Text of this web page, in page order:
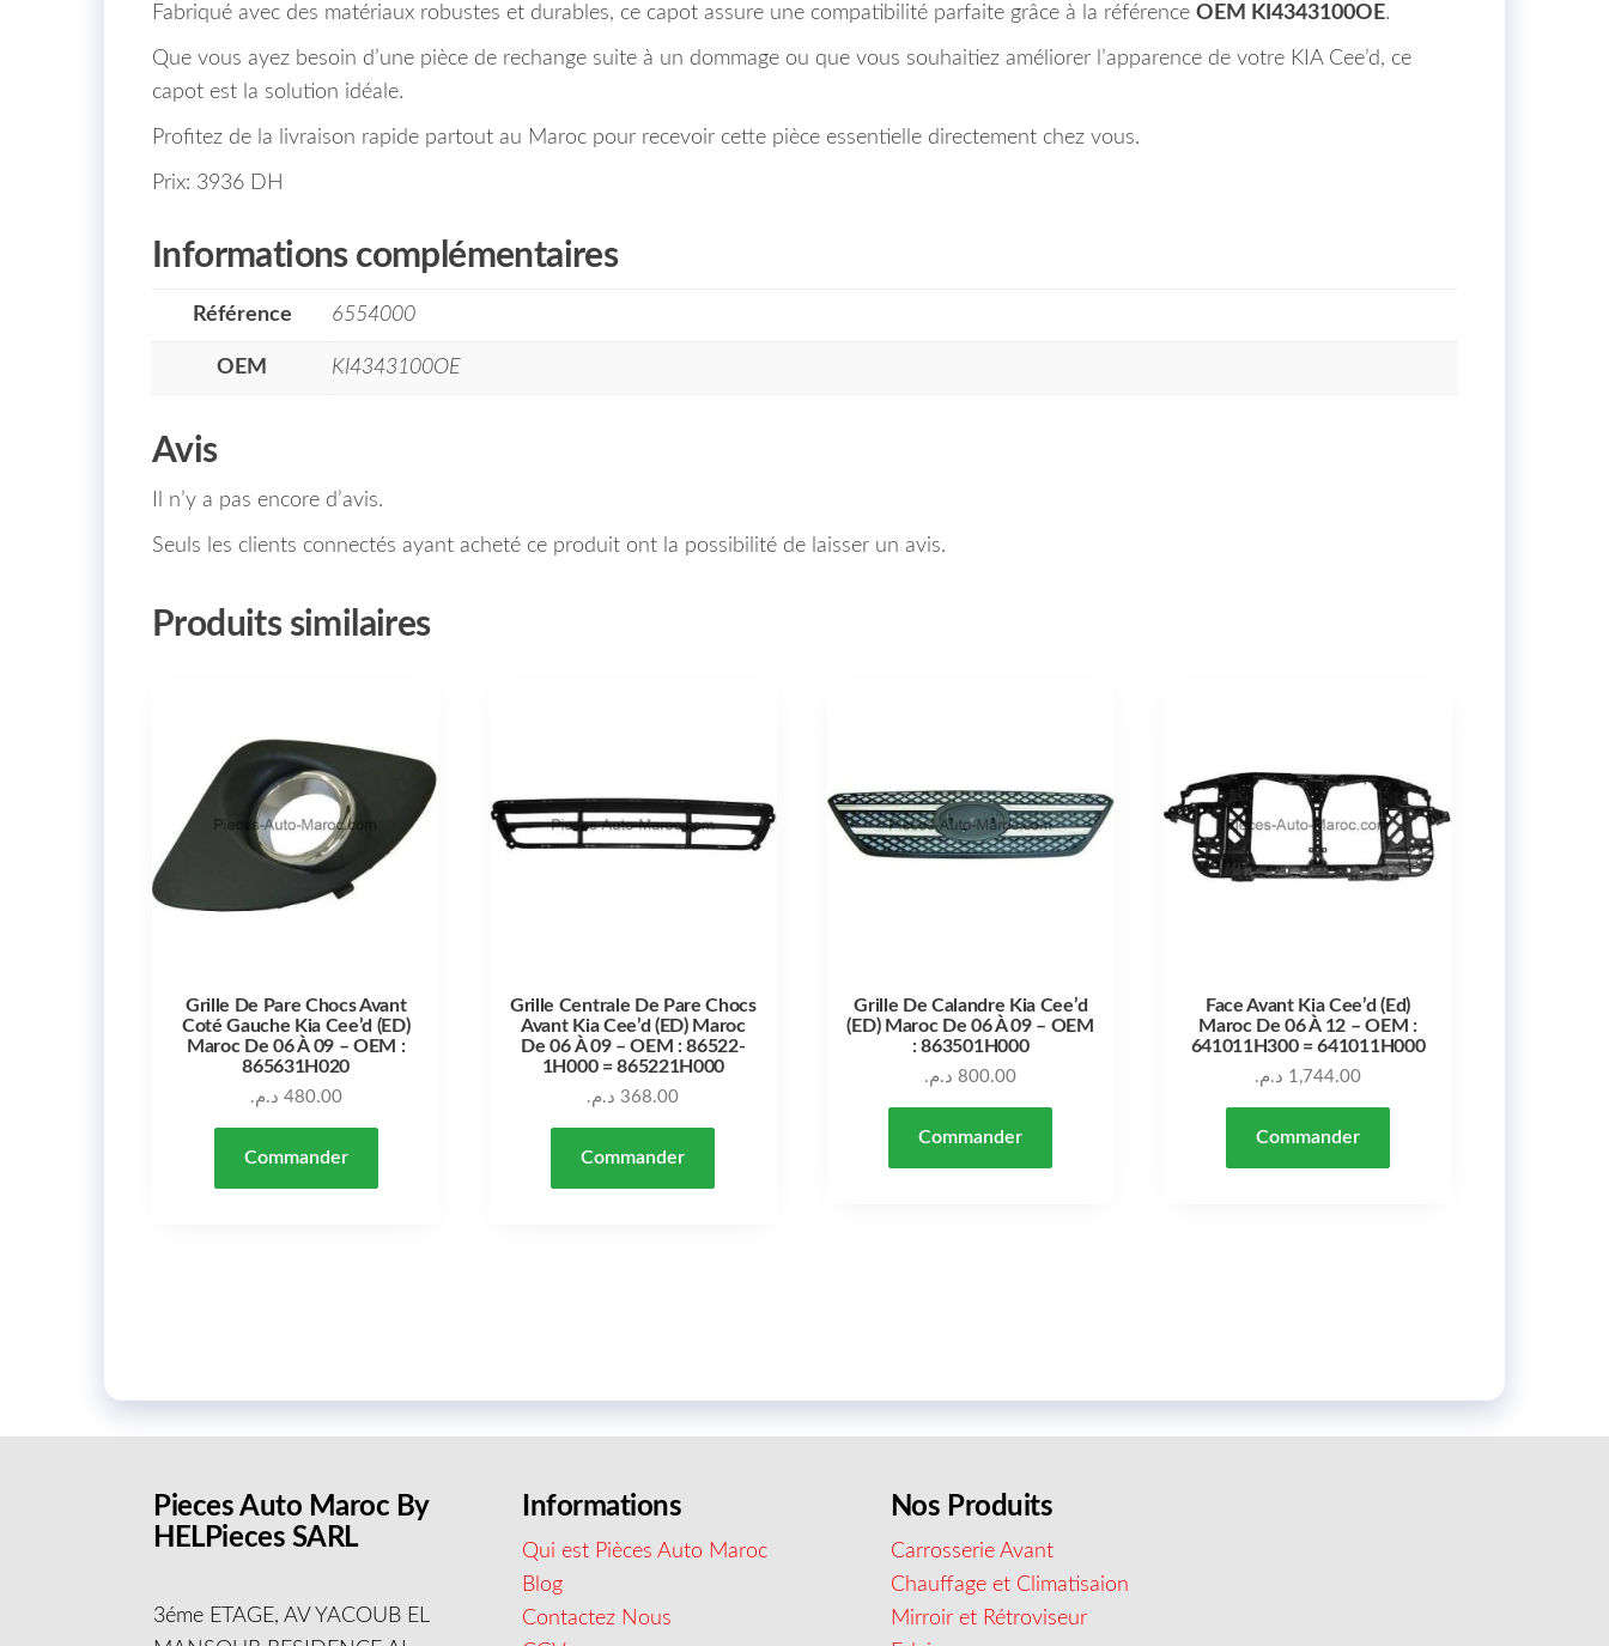
Fabriqué avec des matériaux robustes et durables, ce capot assure une compatibilité parfaite grâce à la référence OEM KI4343100OE.
Que vous ayez besoin d’une pièce de rechange suite à un dommage ou que vous souhaitiez améliorer l’apparence de votre KIA Cee’d, ce
capot est la solution idéale.
Profitez de la livraison rapide partout au Maroc pour recevoir cette pièce essentielle directement chez vous.
Prix: 3936 DH
Informations complémentaires
Référence 6554000
OEM KI4343100OE
Avis
Il n’y a pas encore d’avis.
Seuls les clients connectés ayant acheté ce produit ont la possibilité de laisser un avis.
Produits similaires
Grille De Pare Chocs Avant
Coté Gauche Kia Cee’d (ED)
Maroc De 06 À 09 – OEM :
865631H020
480.00 د.م.
Commander
Grille Centrale De Pare Chocs
Avant Kia Cee’d (ED) Maroc
De 06 À 09 – OEM : 86522-
1H000 = 865221H000
368.00 د.م.
Commander
Grille De Calandre Kia Cee’d
(ED) Maroc De 06 À 09 – OEM
: 863501H000
800.00 د.م.
Commander
Face Avant Kia Cee’d (Ed)
Maroc De 06 À 12 – OEM :
641011H300 = 641011H000
1,744.00 د.م.
Commander
Pieces Auto Maroc By
HELPieces SARL
3éme ETAGE, AV YACOUB EL
Informations
Qui est Pièces Auto Maroc
Blog
Contactez Nous
Nos Produits
Carrosserie Avant
Chauffage et Climatisaion
Mirroir et Rétroviseur